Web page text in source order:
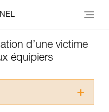
d’une victime
équipiers